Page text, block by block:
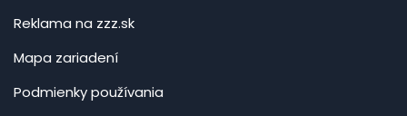
Reklama na zzz.sk
Mapa zariadení
Podmienky používania